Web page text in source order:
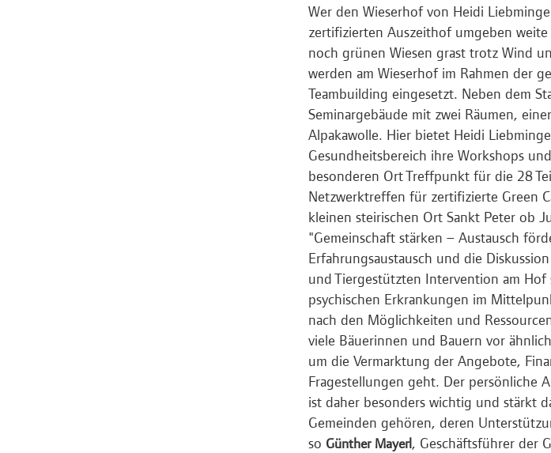
Wer den Wieserhof von Heidi
zertifizierten Auszeithof umgeben
noch grünen Wiesen grast trotz Wind
werden am Wieserhof im Rahmen der
Teambuilding eingesetzt. Neben dem
Seminargebäude mit zwei Räumen,
Alpakawolle. Hier bietet Heidi
Gesundheitsbereich ihre Workshops
besonderen Ort Treffpunkt für die 28
Netzwerktreffen für zertifizierte Green
kleinen steirischen Ort Sankt Peter ob
"Gemeinschaft stärken – Austausch
Erfahrungsaustausch und die
und Tiergestützten Intervention am
psychischen Erkrankungen im
nach den Möglichkeiten und
viele Bäuerinnen und Bauern vor
um die Vermarktung der Angebote,
Fragestellungen geht. Der persönliche
ist daher besonders wichtig und stärkt
Gemeinden gehören, deren
so Günther Mayerl, Geschäftsführer der